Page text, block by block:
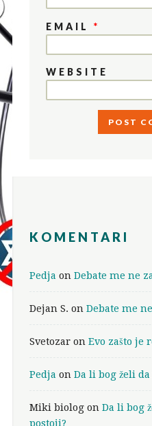
EMAIL*
WEBSITE
KOMENTARI
Pedja on Debate me ne
Dejan S. on Debate me
Svetozaron Evo zašto je
Pedja on Da li bog želi
Miki biologon Da li bog
postoji?